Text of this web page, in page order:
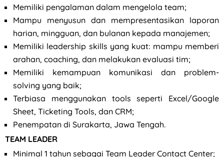
Memiliki pengalaman dalam mengelola team;
Mampu menyusun dan mempresentasikan laporan
harian, mingguan, dan bulanan kepada manajemen;
Memiliki leadership skills yang kuat: mampu memberi
arahan, coaching, dan melakukan evaluasi tim;
Memiliki kemampuan komunikasi dan problem-
solving yang baik;
Terbiasa menggunakan tools seperti Excel/Google
Sheet, Ticketing Tools, dan CRM;
Penempatan di Surakarta, Jawa Tengah.
TEAM LEADER
Minimal 1 tahun sebagai Team Leader Contact Center;